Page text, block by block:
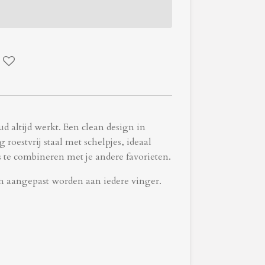
altijd werkt. Een clean design in
staal met schelpjes, ideaal
combineren met je andere favorieten.
worden aan iedere vinger.